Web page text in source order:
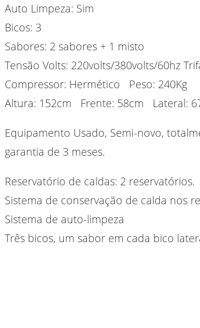
Auto Limpeza: Sim
Bicos: 3
Sabores: 2 sabores + 1 misto
Tensão Volts: 220volts/380volts/60hz
Compressor: Hermético Peso: 240Kg
Altura: 152cm Frente: 58cm Lateral:
Equipamento Usado, Semi-novo,
garantia de 3 meses.
Reservatório de caldas: 2 reservatórios.
Sistema de conservação de calda nos
Sistema de auto-limpeza
Três bicos, um sabor em cada bico